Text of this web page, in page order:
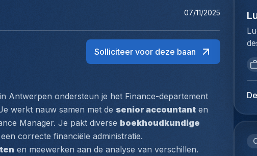
07/11/2025
Solliciteer voor deze baan
Antwerpen ondersteun je het Finance-departement
werkt nauw samen met de senior accountant
Manager. Je pakt diverse boekhoudkundige
correcte financiële administratie.
en meewerken aan de analyse van verschillen.